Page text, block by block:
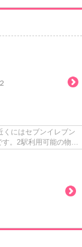
くにはセブンイレブン
。2駅利用可能の物件